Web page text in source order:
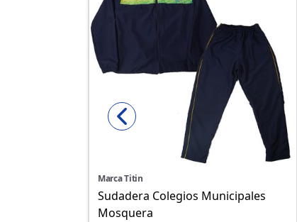
Marca Titin
Sudadera Colegios Municipales
Mosquera